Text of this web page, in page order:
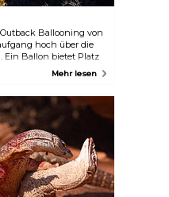
Ballooning von
hoch über die
Ein Ballon bietet Platz
Gruppe als auch als
Mehr lesen